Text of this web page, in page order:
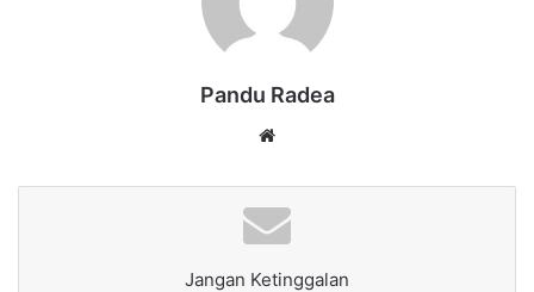
Pandu Radea
Jangan Ketinggalan